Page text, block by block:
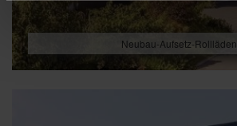
Neubau-Aufsetz-Rollläden